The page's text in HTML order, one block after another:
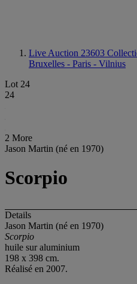
Live Auction 23603
Bruxelles - Paris - Vilnius
Lot 24
24
2 More
Jason Martin (né en 1970)
Scorpio
Details
Jason Martin (né en 1970)
Scorpio
huile sur aluminium
198 x 398 cm.
Réalisé en 2007.